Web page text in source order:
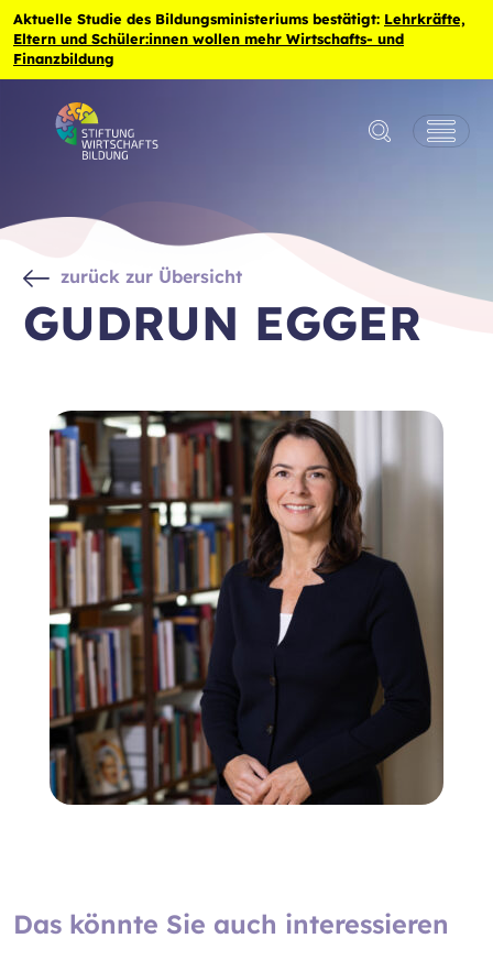
Zum Inhalt der Seite springen
Aktuelle Studie des Bildungsministeriums bestätigt: Lehrkräfte,
Eltern und Schüler:innen wollen mehr Wirtschafts- und
Finanzbildung
zurück zur Übersicht
GUDRUN EGGER
Das könnte Sie auch interessieren